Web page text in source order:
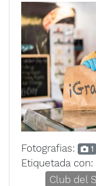
Fotografias: 1
Etiquetada con:
Club del